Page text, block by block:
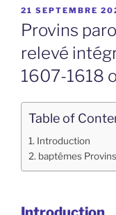
PUBLIÉ
LE
21 SEPTEMBRE
Provins
relevé
1607-1618
Table of
Introduction
baptêmes